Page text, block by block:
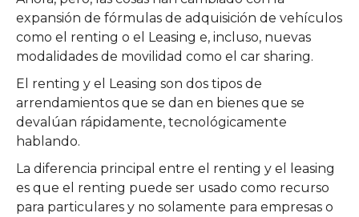
expansión de fórmulas de adquisición de vehículos
como el renting o el Leasing e, incluso, nuevas
modalidades de movilidad como el car sharing.
El renting y el Leasing son dos tipos de
arrendamientos que se dan en bienes que se
devalúan rápidamente, tecnológicamente
hablando.
La diferencia principal entre el renting y el leasing
es que el renting puede ser usado como recurso
para particulares y no solamente para empresas o